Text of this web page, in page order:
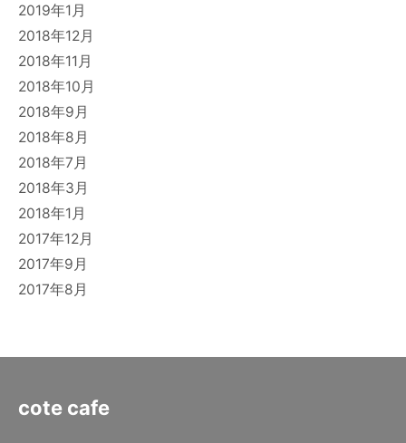
2019年1月
2018年12月
2018年11月
2018年10月
2018年9月
2018年8月
2018年7月
2018年3月
2018年1月
2017年12月
2017年9月
2017年8月
cote cafe